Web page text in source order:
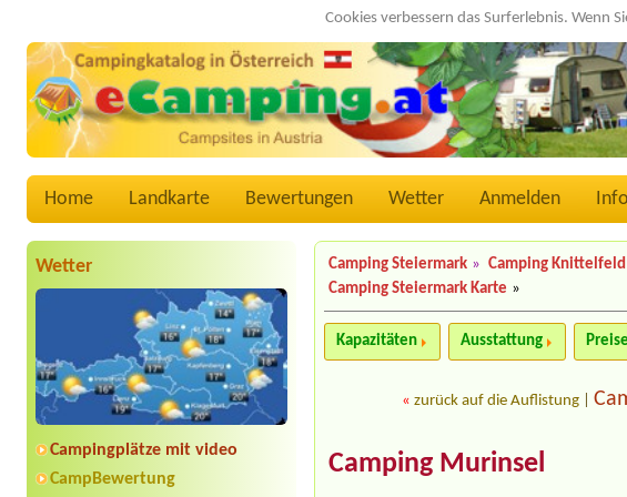
Cookies verbessern das Surferlebnis. Wenn
Home Landkarte Bewertungen Wetter Anmelden Info
Wetter
Campingplätze mit video
CampBewertung
Camping Steiermark » Camping Knittelfeld
Camping Steiermark Karte »
Kapazitäten Ausstattung
«zurück auf die Auflistung |
Camping Murinsel